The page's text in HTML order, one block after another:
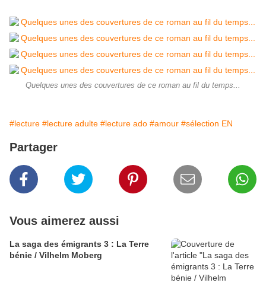
Quelques unes des couvertures de ce roman au fil du temps...
#lecture #lecture adulte #lecture ado #amour #sélection EN
Partager
Vous aimerez aussi
La saga des émigrants 3 : La Terre
bénie / Vilhelm Moberg